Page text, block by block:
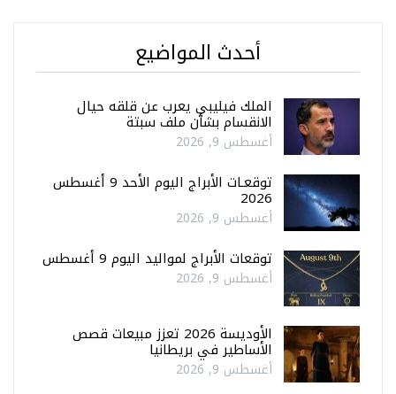
أحدث المواضيع
الملك فيليبي يعرب عن قلقه حيال
الانقسام بشأن ملف سبتة
أغسطس 9, 2026
توقعـات الأبراج اليوم الأحد 9 أغسطس
2026
أغسطس 9, 2026
توقعات الأبراج لمواليد اليوم 9 أغسطس
أغسطس 9, 2026
الأوديسة 2026 تعزز مبيعات قصص
الأساطير في بريطانيا
أغسطس 9, 2026